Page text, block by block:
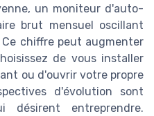
un moniteur d'auto-
brut mensuel oscillant
chiffre peut augmenter
de vous installer
ou d'ouvrir votre propre
d'évolution sont
désirent entreprendre.